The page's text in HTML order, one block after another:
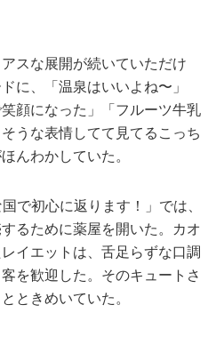
スな展開が続いていただけ
に、「温泉はいいよね〜」
顔になった」「フルーツ牛乳
うな表情してて見てるこっち
んわかしていた。
で初心に返ります！」では、
るために薬屋を開いた。カオ
イエットは、舌足らずな口調
を歓迎した。そのキュートさ
ときめいていた。